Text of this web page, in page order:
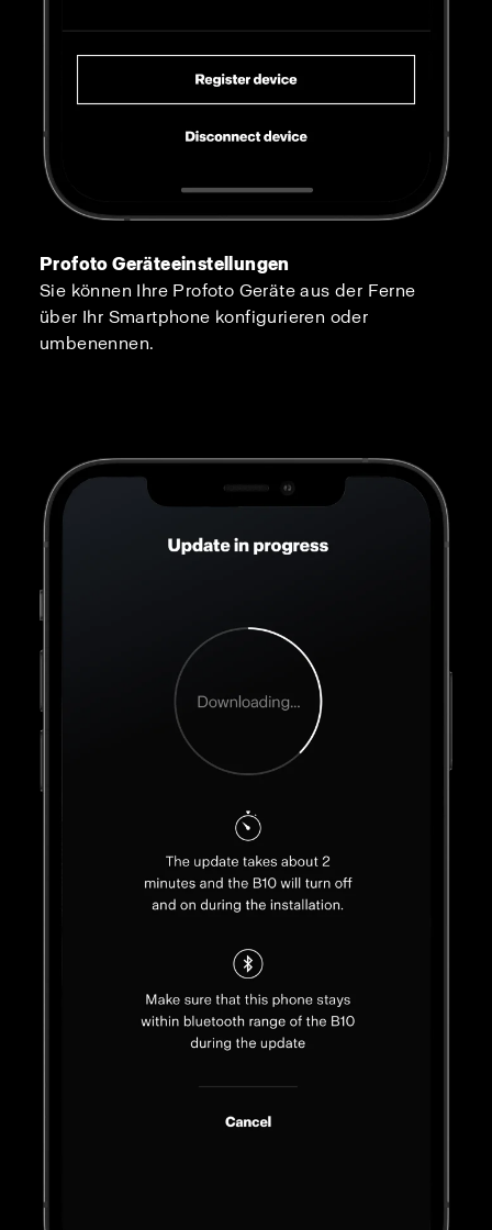
Profoto Geräteeinstellungen
Sie können Ihre Profoto Geräte aus der Ferne
über Ihr Smartphone konfigurieren oder
umbenennen.